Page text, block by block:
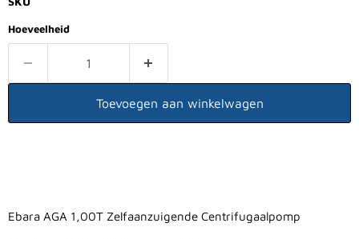
Hoeveelheid
Toevoegen aan winkelwagen
Ebara AGA 1,00T Zelfaanzuigende Centrifugaalpomp